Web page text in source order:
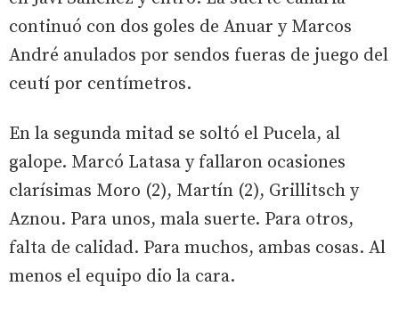
continuó con dos goles de Anuar y Marcos
André anulados por sendos fueras de juego del
ceutí por centímetros.
En la segunda mitad se soltó el Pucela, al
galope. Marcó Latasa y fallaron ocasiones
clarísimas Moro (2), Martín (2), Grillitsch y
Aznou. Para unos, mala suerte. Para otros,
falta de calidad. Para muchos, ambas cosas. Al
menos el equipo dio la cara.